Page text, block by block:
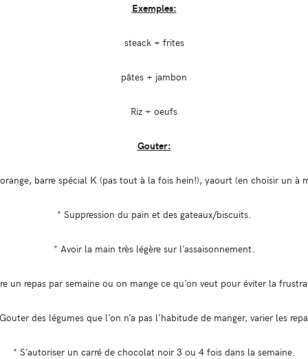
Exemples:
steack + frites
pâtes + jambon
Riz + oeufs
Gouter:
barre spécial K (pas tout à la fois hein!), yaourt (en choisir un à
* Suppression du pain et des gateaux/biscuits.
* Avoir la main très légère sur l’assaisonnement.
un repas par semaine ou on mange ce qu’on veut pour éviter la
des légumes que l’on n’a pas l’habitude de manger, varier les
* S’autoriser un carré de chocolat noir 3 ou 4 fois dans la semaine.